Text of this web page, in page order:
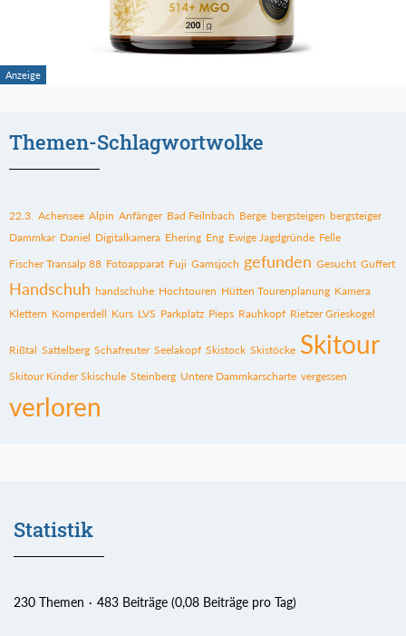
Themen-Schlagwortwolke
22.3. Achensee Alpin Anfänger Bad Feilnbach Berge bergsteigen bergsteiger
Dammkar Daniel Digitalkamera Ehering Eng Ewige Jagdgründe Felle
Fischer Transalp 88 Fotoapparat Fuji Gamsjoch gefunden Gesucht Guffert
Handschuh handschuhe Hochtouren Hütten Tourenplanung Kamera
Klettern Komperdell Kurs LVS Parkplatz Pieps Rauhkopf Rietzer Grieskogel
Rißtal Sattelberg Schafreuter Seelakopf Skistock Skistöcke Skitour
Skitour Kinder Skischule Steinberg Untere Dammkarscharte vergessen
verloren
Statistik
230 Themen 483 Beiträge (0,08 Beiträge pro Tag)